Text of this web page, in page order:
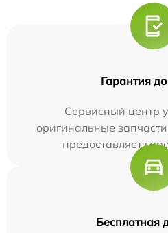
Гарантия
Сервисный центр
оригинальные
предоставляет
Бесплатная